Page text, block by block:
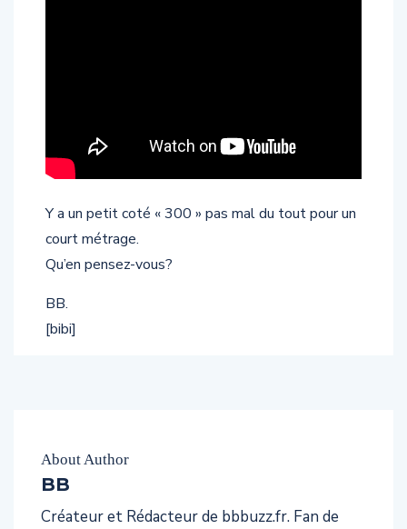
Y a un petit coté « 300 » pas mal du tout pour un
court métrage.
Qu’en pensez-vous?
BB.
[bibi]
About Author
BB
Créateur et Rédacteur de bbbuzz.fr. Fan de